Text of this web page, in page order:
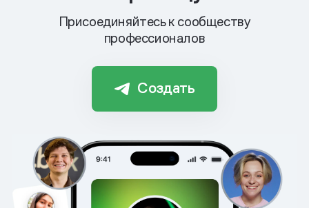
Присоединяйтесь к сообществу
профессионалов
Создать